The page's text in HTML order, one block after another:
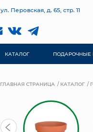
ул. Перовская, д. 65, стр. 11
КАТАЛОГ ПОДАРОЧНЫЕ
ГЛАВНАЯ СТРАНИЦА КАТАЛОГ